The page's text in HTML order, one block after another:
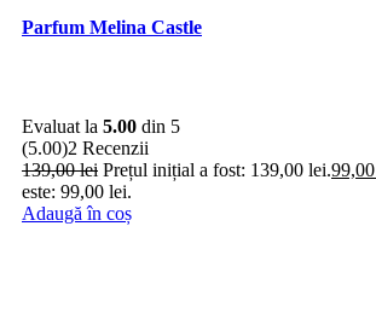
Parfum Melina Castle
Evaluat la 5.00 din 5
(5.00)2 Recenzii
139,00lei Prețul inițial a fost: 139,00 lei.99,00
este: 99,00 lei.
Adaugă în coș